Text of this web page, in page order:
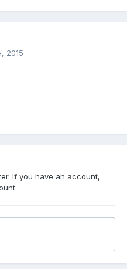
2015
If you have an account,